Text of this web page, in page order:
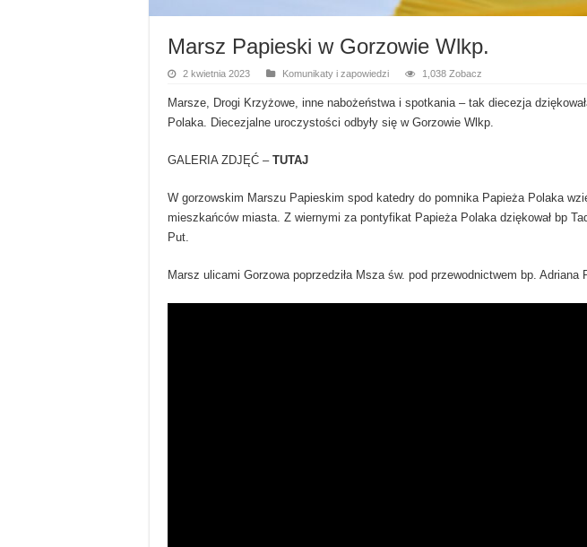
Marsz Papieski w Gorzowie Wlkp.
2 kwietnia 2023 Komunikaty i zapowiedzi 1,038 Zobacz
Marsze, Drogi Krzyżowe, inne nabożeństwa i spotkania – tak diecezja
Polaka. Diecezjalne uroczystości odbyły się w Gorzowie Wlkp.
GALERIA ZDJĘĆ – TUTAJ
W gorzowskim Marszu Papieskim spod katedry do pomnika Papieża Polaka
mieszkańców miasta. Z wiernymi za pontyfikat Papieża Polaka dziękował bp
Put.
Marsz ulicami Gorzowa poprzedziła Msza św. pod przewodnictwem bp. Adriana